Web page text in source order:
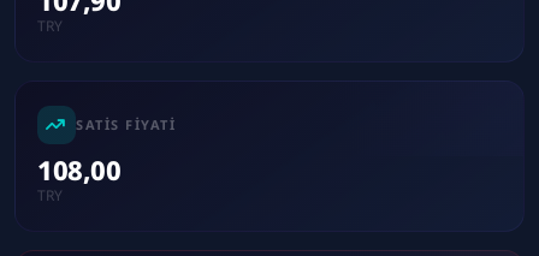
TRY
SATIS FIYATI
108,00
TRY